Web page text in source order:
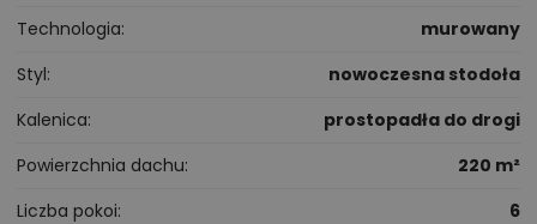
Technologia
murowany
Styl
nowoczesna stodoła
Kalenica
prostopadła do drogi
Powierzchnia dachu
220 m²
Liczba pokoi
6